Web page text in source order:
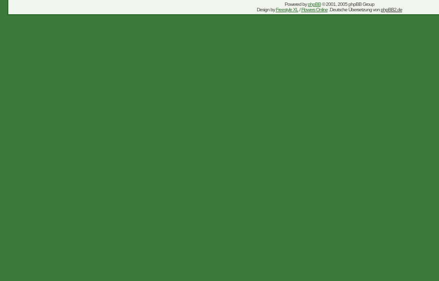
Powered byphpBB© 2001, 2005 phpBB Group
Design byFreestyle XL /Flowers Online.Deutsche Übersetzung vonphpBB2.de